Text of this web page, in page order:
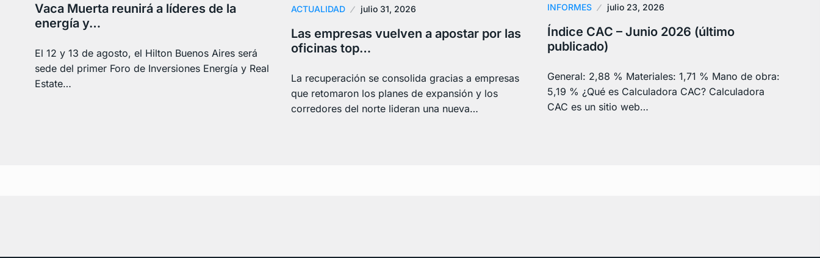
Vaca Muerta reunirá a líderes de la
energía y…
El 12 y 13 de agosto, el Hilton Buenos Aires será
sede del primer Foro de Inversiones Energía y Real
Estate…
ACTUALIDAD julio 31, 2026
Las empresas vuelven a apostar por las
oficinas top…
La recuperación se consolida gracias a empresas
que retomaron los planes de expansión y los
corredores del norte lideran una nueva…
INFORMES julio 23, 2026
Índice CAC – Junio 2026 (último
publicado)
General: 2,88 % Materiales: 1,71 % Mano de obra:
5,19 % ¿Qué es Calculadora CAC? Calculadora
CAC es un sitio web…